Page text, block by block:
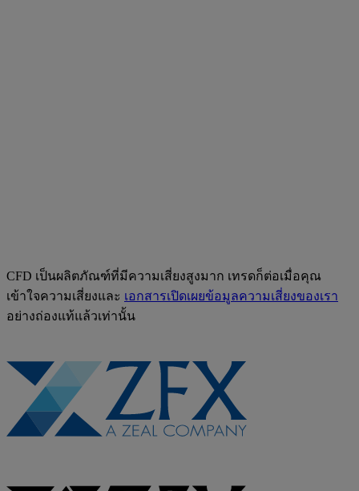
CFD เป็นผลิตภัณฑ์ที่มีความเสี่ยงสูงมาก เทรดก็ต่อเมื่อคุณ
เข้าใจความเสี่ยงและ เอกสารเปิดเผยข้อมูลความเสี่ยงของเรา
อย่างถ่องแท้แล้วเท่านั้น